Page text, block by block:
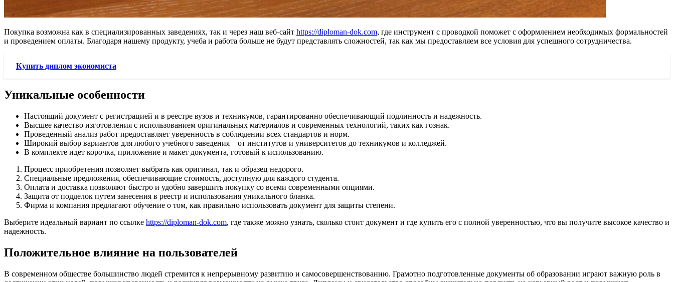
Покупка возможна как в специализированных заведениях, так и через наш веб-сайт https://diploman-dok.com, где инструмент с проводкой поможет с оформлением необходимых формальностей
и проведением оплаты. Благодаря нашему продукту, учеба и работа больше не будут представлять сложностей, так как мы предоставляем все условия для успешного сотрудничества.
Купить диплом экономиста
Уникальные особенности
Настоящий документ с регистрацией и в реестре вузов и техникумов, гарантированно обеспечивающий подлинность и надежность.
Высшее качество изготовления с использованием оригинальных материалов и современных технологий, таких как гознак.
Проведенный анализ работ предоставляет уверенность в соблюдении всех стандартов и норм.
Широкий выбор вариантов для любого учебного заведения – от институтов и университетов до техникумов и колледжей.
В комплекте идет корочка, приложение и макет документа, готовый к использованию.
Процесс приобретения позволяет выбрать как оригинал, так и образец недорого.
Специальные предложения, обеспечивающие стоимость, доступную для каждого студента.
Оплата и доставка позволяют быстро и удобно завершить покупку со всеми современными опциями.
Защита от подделок путем занесения в реестр и использования уникального бланка.
Фирма и компания предлагают обучение о том, как правильно использовать документ для защиты степени.
Выберите идеальный вариант по ссылке https://diploman-dok.com, где также можно узнать, сколько стоит документ и где купить его с полной уверенностью, что вы получите высокое качество и
надежность.
Положительное влияние на пользователей
В современном обществе большинство людей стремится к непрерывному развитию и самосовершенствованию. Грамотно подготовленные документы об образовании играют важную роль в